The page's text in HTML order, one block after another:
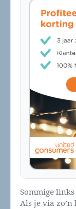
Sommige
Als je via